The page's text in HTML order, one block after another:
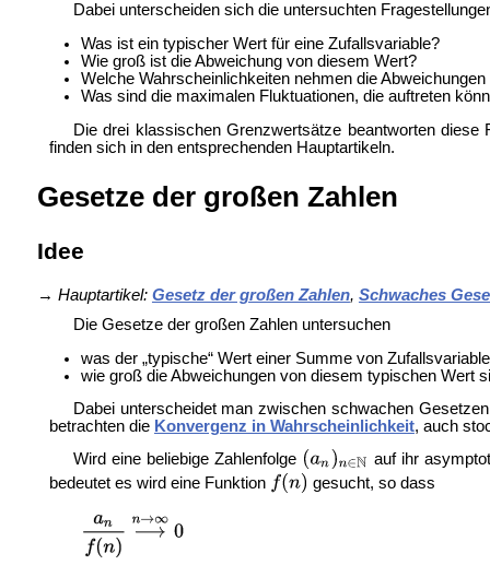
Dabei unterscheiden sich die untersuchten
Was ist ein typischer Wert für eine Zufallsvariable?
Wie groß ist die Abweichung von diesem Wert?
Welche Wahrscheinlichkeiten nehmen die
Was sind die maximalen Fluktuationen, die auftreten
Die drei klassischen Grenzwertsätze beantworten
finden sich in den entsprechenden Hauptartikeln.
Gesetze der großen Zahlen
Idee
→ Hauptartikel: Gesetz der großen Zahlen, Schwaches
Die Gesetze der großen Zahlen untersuchen
was der „typische“ Wert einer Summe von
wie groß die Abweichungen von diesem typischen Wert
Dabei unterscheidet man zwischen schwachen
betrachten die Konvergenz in Wahrscheinlichkeit, auch
Wird eine beliebige Zahlenfolge
auf ihr
bedeutet es wird eine Funktion
gesucht, so dass